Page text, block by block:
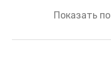
Показать по